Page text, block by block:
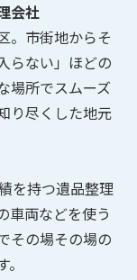
会社
。市街地からそ
らない」ほどの
場所でスムーズ
り尽くした地元
を持つ遺品整理
車両などを使う
その場その場の